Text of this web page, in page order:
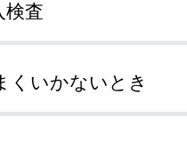
検査
くいかないとき